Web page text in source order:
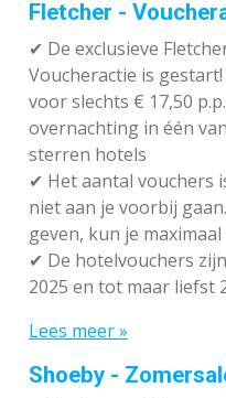
Fletcher -
✔ De exclusieve
Voucheractie is
voor slechts € 17,50
overnachting in één
sterren hotels
✔ Het aantal vouchers
niet aan je voorbij
geven, kun je
✔ De hotelvouchers
2025 en tot maar liefst
Lees meer »
Shoeby -